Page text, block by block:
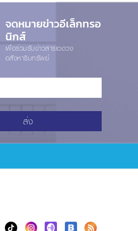
จดหมายข่าวอีเล็กทรอ
นิกส์
เพื่อร่วมรับข่าวสารแวดวง
อสังหาริมทรัพย์
ส่ง